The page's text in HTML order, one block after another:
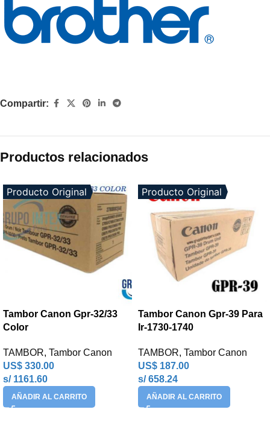
Compartir:
Productos relacionados
Producto Original
Tambor Canon Gpr-32/33
Color
TAMBOR, Tambor Canon
US$ 330.00
s/ 1161.60
AÑADIR AL CARRITO
Producto Original
Tambor Canon Gpr-39 Para
Ir-1730-1740
TAMBOR, Tambor Canon
US$ 187.00
s/ 658.24
AÑADIR AL CARRITO